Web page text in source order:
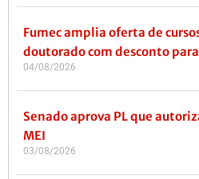
Fumec amplia oferta de
doutorado com desconto
04/08/2026
Senado aprova PL que
MEI
03/08/2026